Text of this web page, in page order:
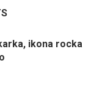
ikona rocka